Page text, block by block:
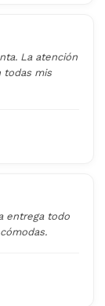
La atención
todas mis
entrega todo